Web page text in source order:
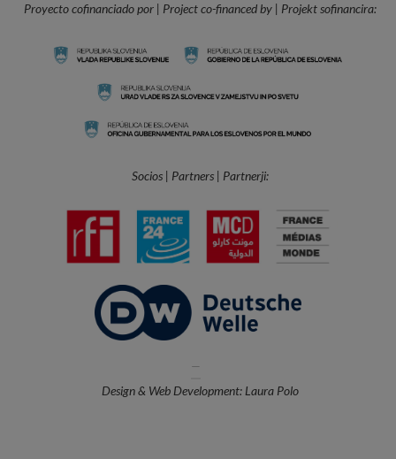
Proyecto cofinanciado por | Project co-financed by | Projekt sofinancira:
Socios | Partners | Partnerji:
—
Design & Web Development: Laura Polo